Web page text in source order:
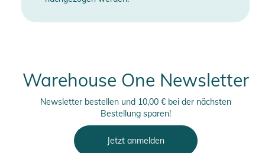
Warehouse One Newsletter
Newsletter bestellen und 10,00 € bei der nächsten
Bestellung sparen!
Jetzt anmelden